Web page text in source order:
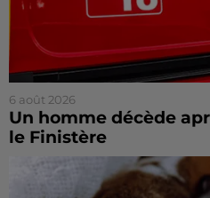
6 août 2026
Un homme décède
le Finistère